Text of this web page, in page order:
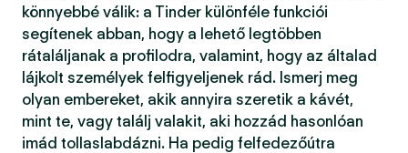
könnyebbé válik: a Tinder különféle funkciói
segítenek abban, hogy a lehető legtöbben
rátaláljanak a profilodra, valamint, hogy az általad
lájkolt személyek felfigyeljenek rád. Ismerj meg
olyan embereket, akik annyira szeretik a kávét,
mint te, vagy találj valakit, aki hozzád hasonlóan
imád tollaslabdázni. Ha pedig felfedezőútra